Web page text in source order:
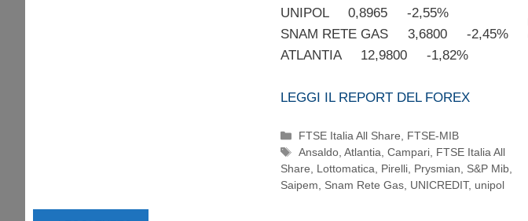
UNIPOL 0,8965 -2,55%
SNAM RETE GAS 3,6800 -2,45%
ATLANTIA 12,9800 -1,82%
LEGGI IL REPORT DEL FOREX
Categorie
FTSE Italia All Share, FTSE-MIB
Tag
Ansaldo,Atlantia,Campari, FTSE Italia All
Share, Lottomatica, Pirelli, Prysmian, S&P Mib,
Saipem, Snam Rete Gas, UNICREDIT, unipol